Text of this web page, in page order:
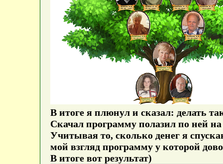
В итоге я плюнул и сказал: делать
Скачал программу полазил по ней
Учитывая то, сколько денег я
мой взгляд программу у которой
В итоге вот результат)